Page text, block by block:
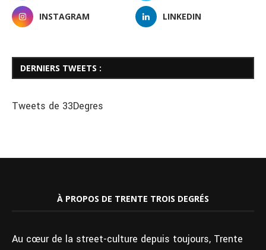
INSTAGRAM LINKEDIN
DERNIERS TWEETS :
Tweets de 33Degres
À PROPOS DE TRENTE TROIS DEGRÉS
Au cœur de la street-culture depuis toujours, Trente